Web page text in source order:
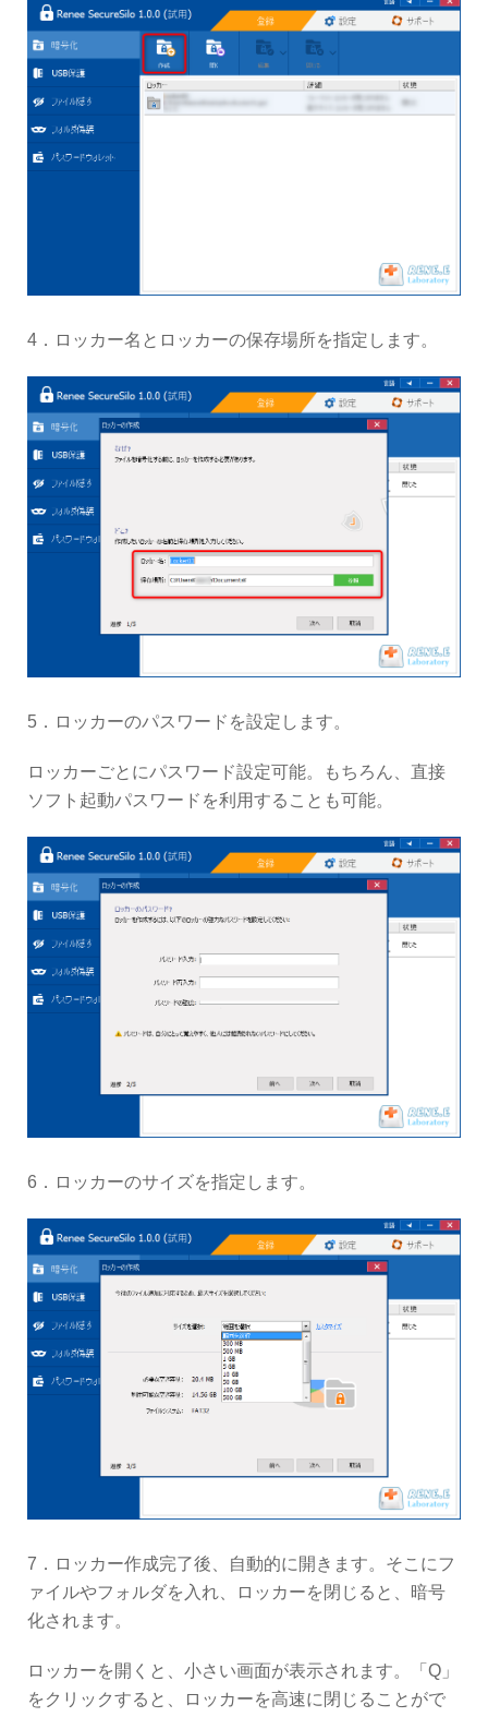
4．ロッカー名とロッカーの保存場所を指定します。
5．ロッカーのパスワードを設定します。
ロッカーごとにパスワード設定可能。もちろん、直接
ソフト起動パスワードを利用することも可能。
6．ロッカーのサイズを指定します。
7．ロッカー作成完了後、自動的に開きます。そこにフ
ァイルやフォルダを入れ、ロッカーを閉じると、暗号
化されます。
ロッカーを開くと、小さい画面が表示されます。「Q」
をクリックすると、ロッカーを高速に閉じることがで